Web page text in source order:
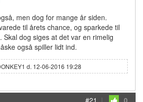
men dog for mange år siden.
til årets chance, og sparkede til
Skal dog siges at det var en rimelig
også spiller lidt ind.
d. 12-06-2016 19:28